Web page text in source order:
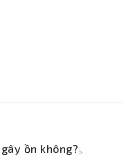
gây ồn không?>